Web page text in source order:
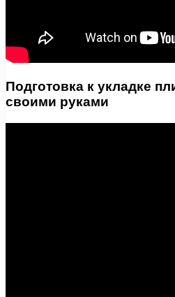
Подготовка к укладке
своими руками